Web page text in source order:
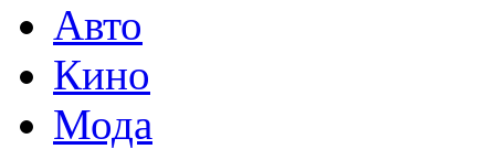
Авто
Кино
Мода